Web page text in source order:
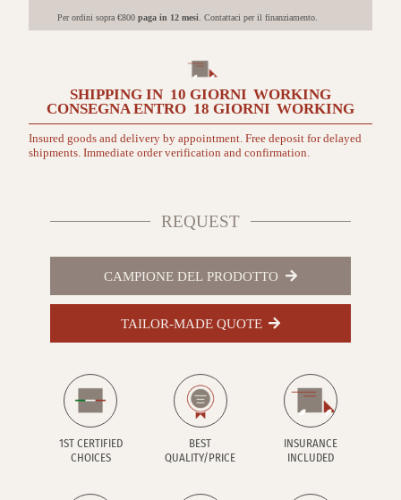
Per ordini sopra €800 paga in 12 mesi. Contattaci per il finanziamento.
SHIPPING IN 10 GIORNI WORKING
CONSEGNA ENTRO 18 GIORNI WORKING
Insured goods and delivery by appointment. Free deposit for delayed
shipments. Immediate order verification and confirmation.
REQUEST
CAMPIONE DEL PRODOTTO
TAILOR-MADE QUOTE
1ST CERTIFIED
CHOICES
BEST
QUALITY/PRICE
INSURANCE
INCLUDED